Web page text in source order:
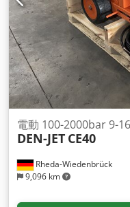
ー出力：150kW(50Hz)/
400V(50Hz)-440V(60Hz)
法：2100mm x 1200mm
品
Rheda-Wiedenbrück
9,096 km
電動 100-2000bar 9-
DEN-JET CE40